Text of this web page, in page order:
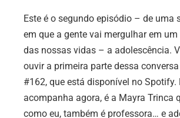
Este é o segundo episódio – de uma
em que a gente vai mergulhar em
das nossas vidas – a adolescência.
ouvir a primeira parte dessa
#162, que está disponível no Spotify.
acompanha agora, é a Mayra Trinca
como eu, também é professora… e